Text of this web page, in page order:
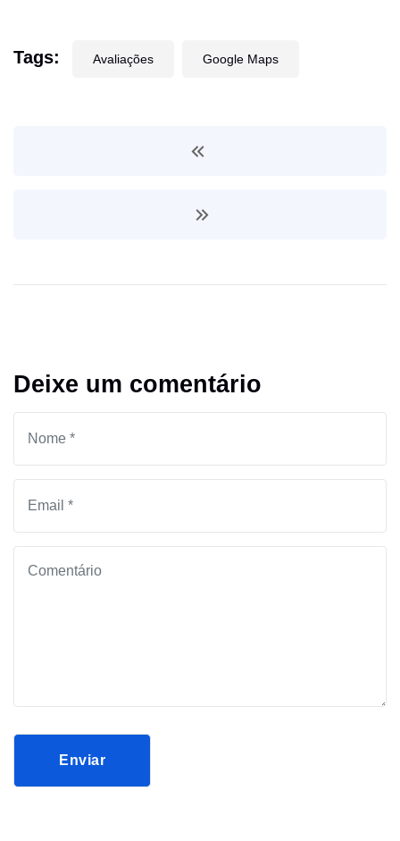
Tags: Avaliações Google Maps
Deixe um comentário
Enviar